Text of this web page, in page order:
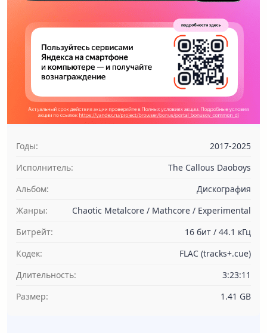
Годы:
2017-2025
Исполнитель:
The Callous Daoboys
Альбом:
Дискография
Жанры:
Chaotic Metalcore / Mathcore / Experimental
Битрейт:
16 бит / 44.1 кГц
Кодек:
FLAC (tracks+.cue)
Длительность:
3:23:11
Размер:
1.41 GB